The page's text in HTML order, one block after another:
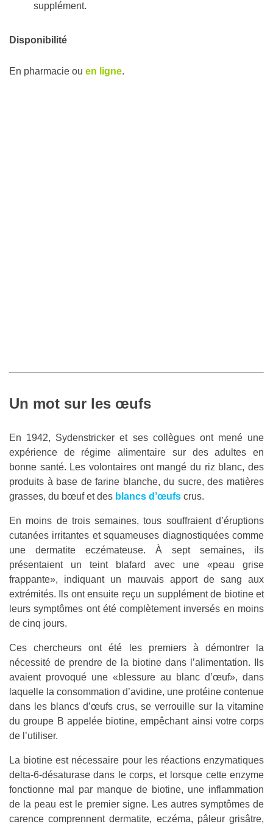
supplément.
Disponibilité
En pharmacie ou en ligne.
Un mot sur les œufs
En 1942, Sydenstricker et ses collègues ont mené une
expérience de régime alimentaire sur des adultes en
bonne santé. Les volontaires ont mangé du riz blanc, des
produits à base de farine blanche, du sucre, des matières
grasses, du bœuf et des blancs d’œufs crus.
En moins de trois semaines, tous souffraient d’éruptions
cutanées irritantes et squameuses diagnostiquées comme
une dermatite eczémateuse. À sept semaines, ils
présentaient un teint blafard avec une «peau grise
frappante», indiquant un mauvais apport de sang aux
extrémités. Ils ont ensuite reçu un supplément de biotine et
leurs symptômes ont été complètement inversés en moins
de cinq jours.
Ces chercheurs ont été les premiers à démontrer la
nécessité de prendre de la biotine dans l’alimentation. Ils
avaient provoqué une «blessure au blanc d’œuf», dans
laquelle la consommation d’avidine, une protéine contenue
dans les blancs d’œufs crus, se verrouille sur la vitamine
du groupe B appelée biotine, empêchant ainsi votre corps
de l’utiliser.
La biotine est nécessaire pour les réactions enzymatiques
delta-6-désaturase dans le corps, et lorsque cette enzyme
fonctionne mal par manque de biotine, une inflammation
de la peau est le premier signe. Les autres symptômes de
carence comprennent dermatite, eczéma, pâleur grisâtre,